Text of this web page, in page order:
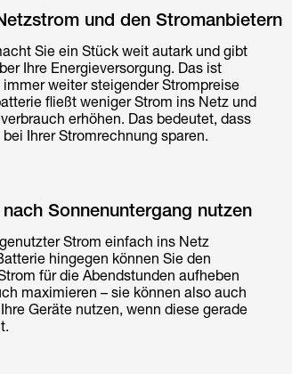
und den Stromanbietern
Sie ein Stück weit autark und gibt
Ihre Energieversorgung. Das ist
weiter steigender Strompreise
fließt weniger Strom ins Netz und
erhöhen. Das bedeutet, dass
Ihrer Stromrechnung sparen.
Sonnenuntergang nutzen
Strom einfach ins Netz
hingegen können Sie den
für die Abendstunden aufheben
maximieren – sie können also auch
Geräte nutzen, wenn diese gerade